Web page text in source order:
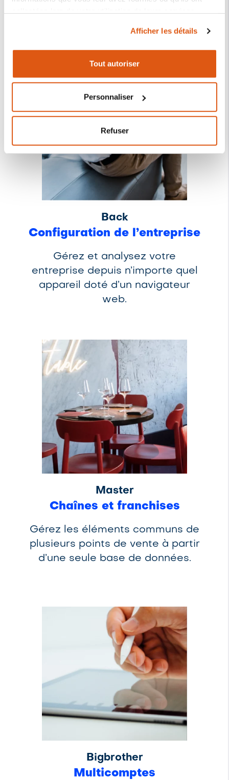
Le responsable du traitement de vos données
personnelles est REVO SYSTEMS, S.L. (CIF :
Plus d'informations sur notre politique de cookies :
https://revo.works/cookies.
Afficher les détails
Tout autoriser
Personnaliser
Refuser
Back
Configuration de l’entreprise
Gérez et analysez votre
entreprise depuis n’importe quel
appareil doté d’un navigateur
web.
Master
Chaînes et franchises
Gérez les éléments communs de
plusieurs points de vente à partir
d’une seule base de données.
Bigbrother
Multicomptes